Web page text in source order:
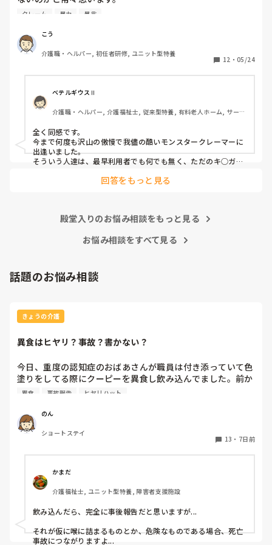
いる感じは否めません。
特に、利用者からの暴力・暴言、家族からのクレームをいつ
までも我慢するのは心情としておかしいのではと思います。
介護職員というより福祉人として間違っている考えだとは思
いますが、割りきって仕事をしていく必要があるのでしょう
心身をやられたりしたら、介護職員をやりたくなくなると思
うんですよね。
クレーム 暴力 暴言
こう
介護職・ヘルパー, 初任者研修, ユニット型特養
12 ・ 05/24
ベテルギウスⅡ
介護職・ヘルパー, 介護福祉士, 従来型特養, 有料老人ホーム, サービ
ット型特養
全く同感です。
今まで何度も沢山の傲慢で我儘の酷いモンスタークレーマーに
出逢いました。
そういう人達は、最早利用者でも何でも無く、ただのキ○ガイ
無理難題を言って来るこの人達には、毅然とした態度や対応が
まり、精神がやられた結果辞めて行きます。
治体や他職種にも拡大して、介護職に取っても働きやすい職場
回答をもっと見る
殿堂入りのお悩み相談をもっと見る
お悩み相談をすべて見る
話題のお悩み相談
きょうの介護
異食はヒヤリ？事故？書かない？
今日、重度の認知症のおばあさんが職員は付き添っていて色
塗りをしてる際にクーピーを異食し飲み込んでました。前か
ら異食しそうな雰囲気はありました。
い。なんならヒヤリも書かなくていいよ。と言われました。
私は書いた方が後からなんかあったらダメだからと言いまし
たがめんどくさいし見た感じ大丈夫そうだから！
皆さんの施設ではクーピーやティッシュ等の異食行為があっ
た際事故報告書に書きますか？
それともヒヤリハットを書きますか？
ぜひ教えてください。
異食 事故報告 ヒヤリハット
のん
ショートステイ
13 ・ 7日前
かまだ
介護福祉士, ユニット型特養, 障害者支援施設
飲み込んだら、完全に事後報告だと思いますが...
それが仮に喉に詰まるものとか、危険なものである場合、死亡
事故につながりますよ...